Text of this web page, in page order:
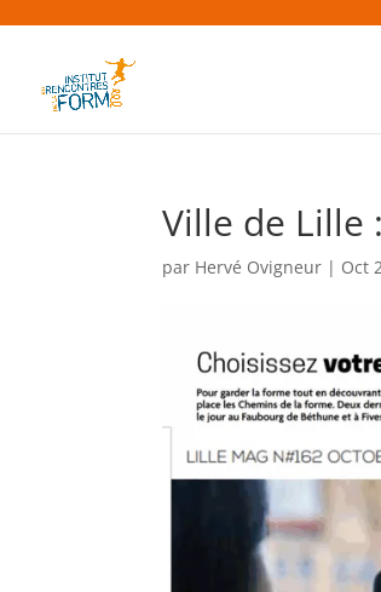
Ville de Lille
par Hervé Ovigneur | Oct